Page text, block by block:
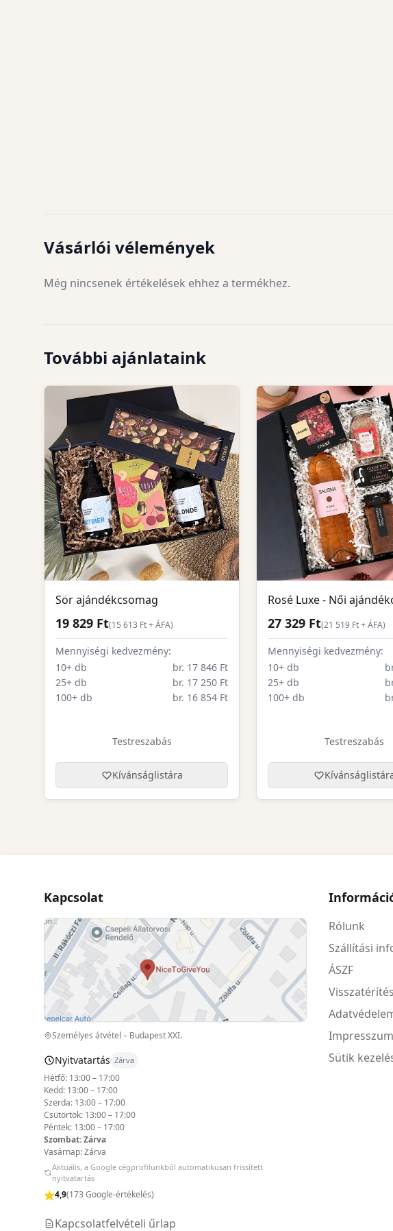
Vásárlói vélemények
Még nincsenek értékelések ehhez a termékhez.
További ajánlataink
Sör ajándékcsomag
19 829 Ft(15 613 Ft + ÁFA)
Mennyiségi kedvezmény:
10+ db
br. 17 846 Ft
25+ db
br. 17 250 Ft
100+ db
br. 16 854 Ft
Testreszabás
Kívánságlistára
Rosé Luxe - Női
27 329 Ft(21 519 Ft + ÁFA)
Mennyiségi kedvezmény:
10+ db
25+ db
100+ db
Testreszabás
Kapcsolat
Személyes átvétel – Budapest XXI.
Nyitvatartás Zárva
Hétfő: 13:00 – 17:00
Kedd: 13:00 – 17:00
Szerda: 13:00 – 17:00
Csütörtök: 13:00 – 17:00
Péntek: 13:00 – 17:00
Szombat: Zárva
Vasárnap: Zárva
Aktuális, a Google cégprofilunkból automatikusan frissített
nyitvatartás
4,9(173 Google-értékelés)
Kapcsolatfelvételi űrlap
Rólunk
Szállítási
ÁSZF
Impresszum
Sütik